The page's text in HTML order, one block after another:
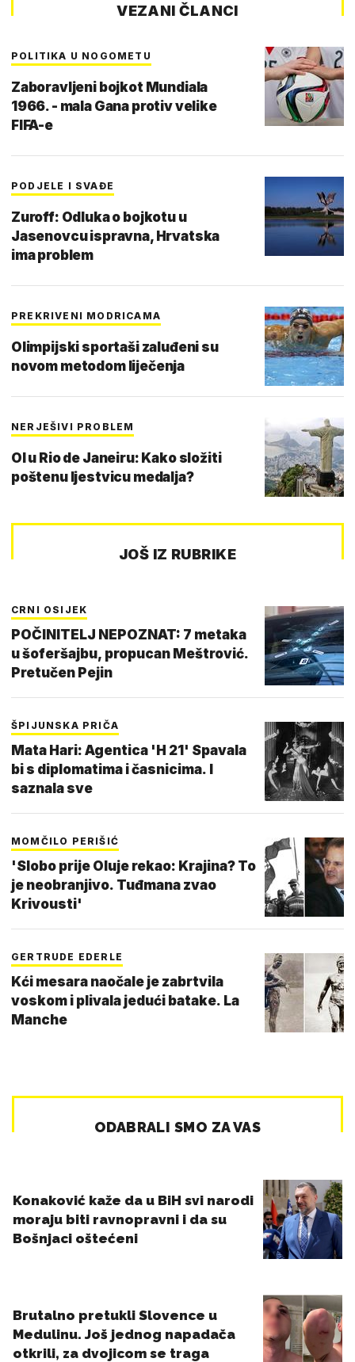
VEZANI ČLANCI
POLITIKA U NOGOMETU
Zaboravljeni bojkot Mundiala
1966. - mala Gana protiv velike
FIFA-e
PODJELE I SVAĐE
Zuroff: Odluka o bojkotu u
Jasenovcu ispravna, Hrvatska
ima problem
PREKRIVENI MODRICAMA
Olimpijski sportaši zaluđeni su
novom metodom liječenja
NERJEŠIVI PROBLEM
OI u Rio de Janeiru: Kako složiti
poštenu ljestvicu medalja?
JOŠ IZ RUBRIKE
CRNI OSIJEK
POČINITELJ NEPOZNAT: 7 metaka
u šoferšajbu, propucan Meštrović.
Pretučen Pejin
ŠPIJUNSKA PRIČA
Mata Hari: Agentica 'H 21' Spavala
bi s diplomatima i časnicima. I
saznala sve
MOMČILO PERIŠIĆ
'Slobo prije Oluje rekao: Krajina? To
je neobranjivo. Tuđmana zvao
Krivousti'
GERTRUDE EDERLE
Kći mesara naočale je zabrtvila
voskom i plivala jedući batake. La
Manche